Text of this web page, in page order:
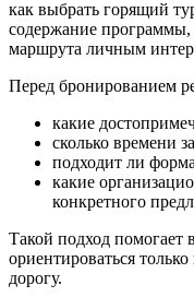
как выбрать горящий
содержание программы,
маршрута личным
Перед бронированием
какие
сколько времени
подходит ли
какие
конкретного
Такой подход помогает
ориентироваться
дорогу.